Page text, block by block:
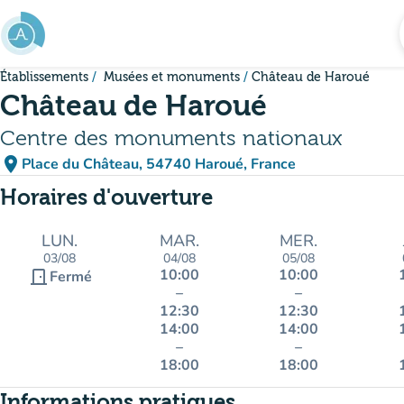
Aller au contenu principal
Établissements Musées et monuments Château de Haroué
Château de Haroué
Centre des monuments nationaux
place Place du Château, 54740 Haroué, France
(ouvrir dans Google Maps)
(nouvel onglet)
Horaires d'ouverture
LUN.
03/08
door_front Fermé
MAR.
04/08
10:00
–
12:30
14:00
–
18:00
MER.
05/08
10:00
–
12:30
14:00
–
18:00